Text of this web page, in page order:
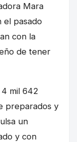
Mara
el pasado
con la
de tener
mil 642
preparados y
un
y con